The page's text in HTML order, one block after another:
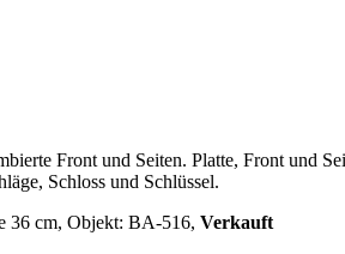
Front und Seiten. Platte, Front und
Schloss und Schlüssel.
36 cm, Objekt: BA-516, Verkauft